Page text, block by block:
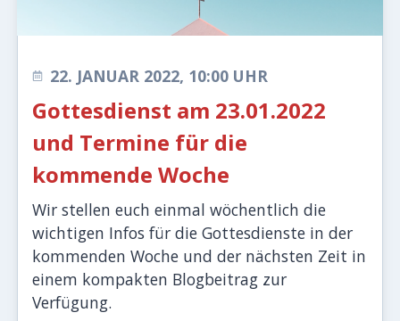
22. JANUAR 2022, 10:00 UHR
Gottesdienst am 23.01.2022
und Termine für die
kommende Woche
Wir stellen euch einmal wöchentlich die
wichtigen Infos für die Gottesdienste in der
kommenden Woche und der nächsten Zeit in
einem kompakten Blogbeitrag zur
Verfügung.